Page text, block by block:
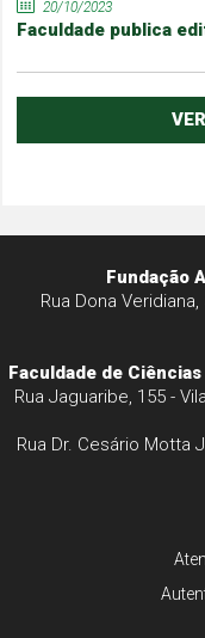
20/10/2023
Faculdade publica
Fundação
Rua Dona
Faculdade de
Rua Jaguaribe, 155 -
Rua Dr. Cesário Motta